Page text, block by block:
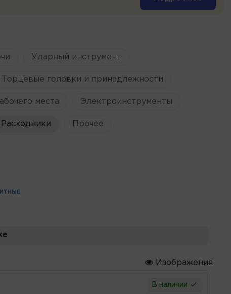
Ударный инструмент
Торцевые головки и принадлежности
места Электроинструменты
Расходники Прочее
Изображения
В наличии